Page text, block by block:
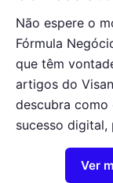
Não espere o
Fórmula
que têm
artigos do
descubra
sucesso digital,
Ver